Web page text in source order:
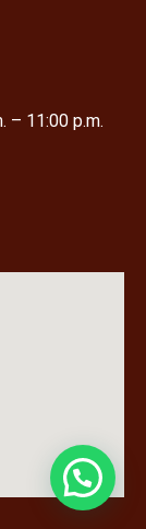
– 11:00 p.m.